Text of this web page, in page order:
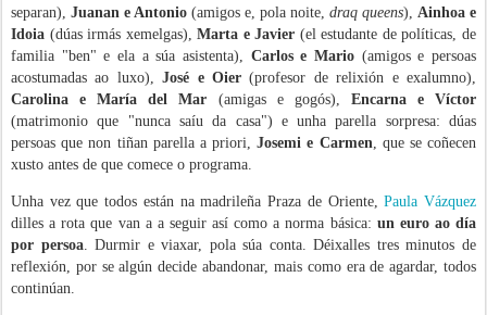
separan), Juanan e Antonio (amigos e, pola noite, draq queens), Ainhoa e
Idoia (dúas irmás xemelgas),Marta e Javier (el estudante de políticas, de
familia "ben" e ela a súa asistenta), Carlos e Mario (amigos e persoas
acostumadas ao luxo),José e Oier (profesor de relixión e exalumno),
Carolina e María del Mar (amigas e gogós), Encarna e Víctor
(matrimonio que "nunca saíu da casa") e unha parella sorpresa: dúas
persoas que non tiñan parella a priori,Josemi e Carmen, que se coñecen
xusto antes de que comece o programa.
Unha vez que todos están na madrileña Praza de Oriente,Paula Vázquez
dilles a rota que van a a seguir así como a norma básica: un euro ao día
por persoa. Durmir e viaxar, pola súa conta. Déixalles tres minutos de
reflexión, por se algún decide abandonar, mais como era de agardar, todos
continúan.